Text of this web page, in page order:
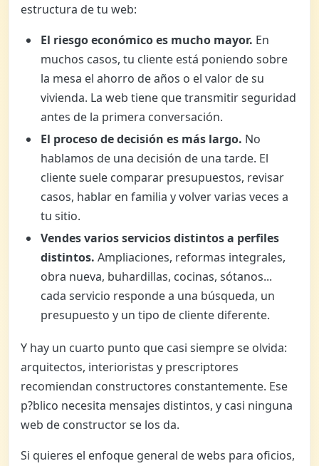
estructura de tu web:
El riesgo económico es mucho mayor. En
muchos casos, tu cliente está poniendo sobre
la mesa el ahorro de años o el valor de su
vivienda. La web tiene que transmitir seguridad
antes de la primera conversación.
El proceso de decisión es más largo. No
hablamos de una decisión de una tarde. El
cliente suele comparar presupuestos, revisar
casos, hablar en familia y volver varias veces a
tu sitio.
Vendes varios servicios distintos a perfiles
distintos. Ampliaciones, reformas integrales,
obra nueva, buhardillas, cocinas, sótanos...
cada servicio responde a una búsqueda, un
presupuesto y un tipo de cliente diferente.
Y hay un cuarto punto que casi siempre se olvida:
arquitectos, interioristas y prescriptores
recomiendan constructores constantemente. Ese
p?blico necesita mensajes distintos, y casi ninguna
web de constructor se los da.
Si quieres el enfoque general de webs para oficios,